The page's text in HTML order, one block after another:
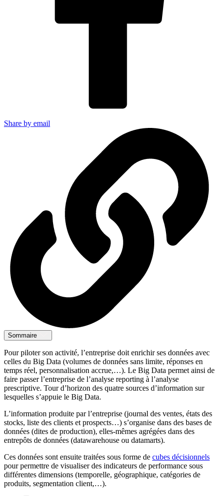
Share by email
Sommaire
Pour piloter son activité, l’entreprise doit enrichir ses données avec
celles du Big Data (volumes de données sans limite, réponses en
temps réel, personnalisation accrue,…). Le Big Data permet ainsi de
faire passer l’entreprise de l’analyse reporting à l’analyse
prescriptive. Tour d’horizon des quatre sources d’information sur
lesquelles s’appuie le Big Data.
L’information produite par l’entreprise (journal des ventes, états des
stocks, liste des clients et prospects…) s’organise dans des bases de
données (dites de production), elles-mêmes agrégées dans des
entrepôts de données (datawarehouse ou datamarts).
Ces données sont ensuite traitées sous forme de cubes décisionnels
pour permettre de visualiser des indicateurs de performance sous
différentes dimensions (temporelle, géographique, catégories de
produits, segmentation client,…).